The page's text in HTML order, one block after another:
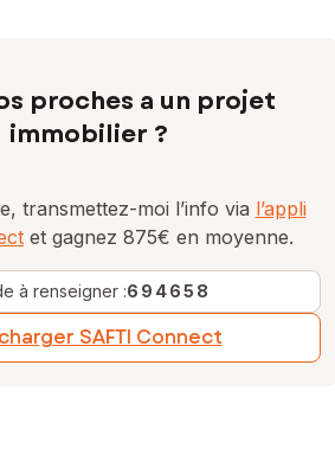
proches a un projet
immobilier ?
transmettez-moi l’info via l’appli
et gagnez 875€ en moyenne.
à renseigner :694658
SAFTI Connect